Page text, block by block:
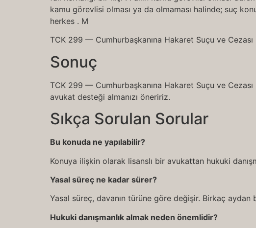
kamu görevlisi olması ya da olmaması halinde; suç
herkes . M
TCK 299 — Cumhurbaşkanına Hakaret Suçu ve
Sonuç
TCK 299 — Cumhurbaşkanına Hakaret Suçu ve
avukat desteği almanızı öneririz.
Sıkça Sorulan Sorular
Bu konuda ne yapılabilir?
Konuya ilişkin olarak lisanslı bir avukattan hukuki
Yasal süreç ne kadar sürer?
Yasal süreç, davanın türüne göre değişir. Birkaç aydan
Hukuki danışmanlık almak neden önemlidir?